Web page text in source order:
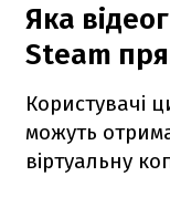
Яка
Steam
Користувачі
можуть
віртуальну